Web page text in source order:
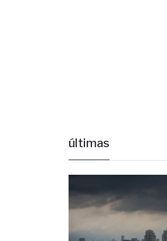
últimas